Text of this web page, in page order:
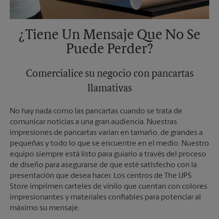
¿Tiene Un Mensaje Que No Se
Puede Perder?
Comercialice su negocio con pancartas
llamativas
No hay nada como las pancartas cuando se trata de
comunicar noticias a una gran audiencia. Nuestras
impresiones de pancartas varían en tamaño, de grandes a
pequeñas y todo lo que se encuentre en el medio. Nuestro
equipo siempre está listo para guiarlo a través del proceso
de diseño para asegurarse de que esté satisfecho con la
presentación que desea hacer. Los centros de The UPS
Store imprimen carteles de vinilo que cuentan con colores
impresionantes y materiales confiables para potenciar al
máximo su mensaje.